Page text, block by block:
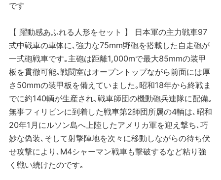
です
【 躍動感あふれる人形をセット 】 日本軍の主力戦車97
式中戦車の車体に､強力な75mm野砲を搭載した自走砲が
一式砲戦車です｡主砲は距離1,000mで最大85mmの装甲
板を貫徹可能｡戦闘室はオープントップながら前面には厚
さ50mmの装甲板を備えていました｡昭和18年から終戦ま
でに約140輌が生産され､戦車師団の機動砲兵連隊に配備｡
無事フィリピンに到着した戦車第2師団所属の4輌は､昭和
20年1月にルソン島へ上陸したアメリカ軍を迎え撃ち､巧
妙な偽装､そして射撃陣地を次々に移動しながらの待ち伏
せ攻撃により､M4シャーマン戦車も撃破するなど粘り強
く戦い続けたのです｡